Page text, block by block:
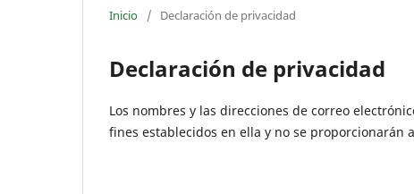
Inicio / Declaración de privacidad
Declaración de privacidad
Los nombres y las direcciones de correo
fines establecidos en ella y no se proporcionarán